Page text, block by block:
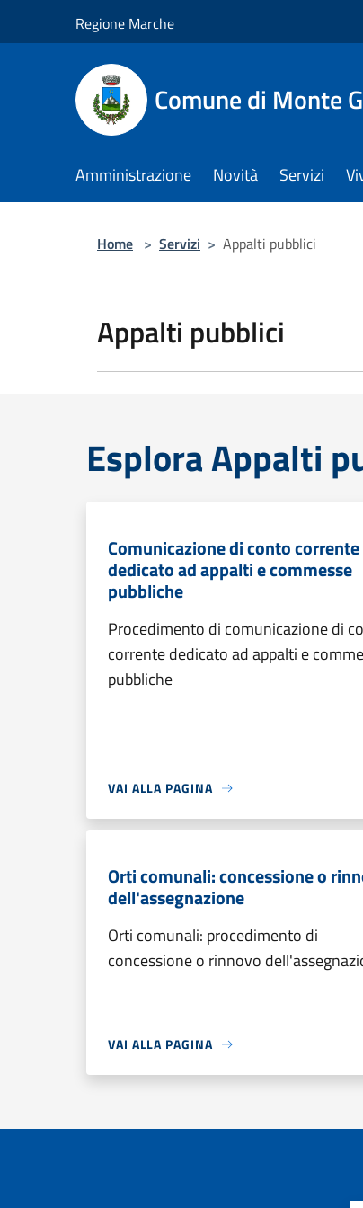
Regione Marche
Comune di Monte
Amministrazione Novità Servizi
Home > Servizi > Appalti pubblici
Appalti pubblici
Esplora Appalti
Comunicazione di conto corrente
dedicato ad appalti e commesse
pubbliche
Procedimento di comunicazione di
corrente dedicato ad appalti e
pubbliche
VAI ALLA PAGINA
Orti comunali: concessione o
dell'assegnazione
Orti comunali: procedimento di
concessione o rinnovo
VAI ALLA PAGINA